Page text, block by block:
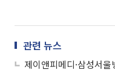
관련 뉴스